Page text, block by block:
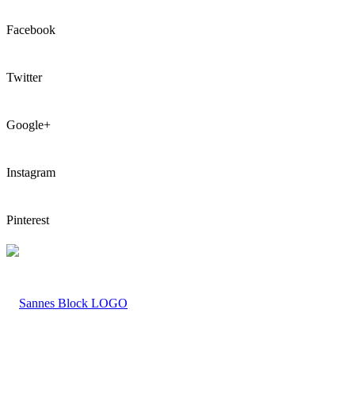
Facebook
Twitter
Google+
Instagram
Pinterest
LOGO